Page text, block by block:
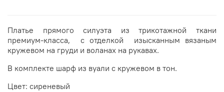
Платье прямого силуэта из трикотажной
ткани
премиум-класса, с отделкой
изысканным вязаным
кружевом на груди и воланах на рукавах.
В комплекте шарф из вуали с кружевом в тон.
Цвет: сиреневый